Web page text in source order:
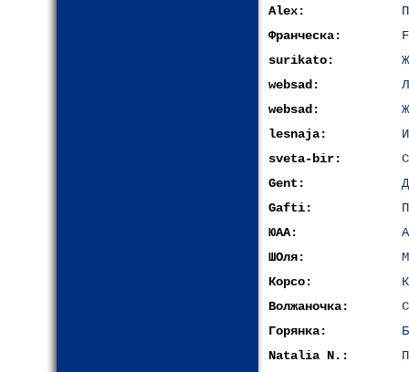
Alex:
Франческа:
surikato:
websad:
websad:
lesnaja:
sveta-bir:
Gent:
Gafti:
ЮАА:
ШОля:
Корсо:
Волжаночка:
Горянка:
Natalia N.: